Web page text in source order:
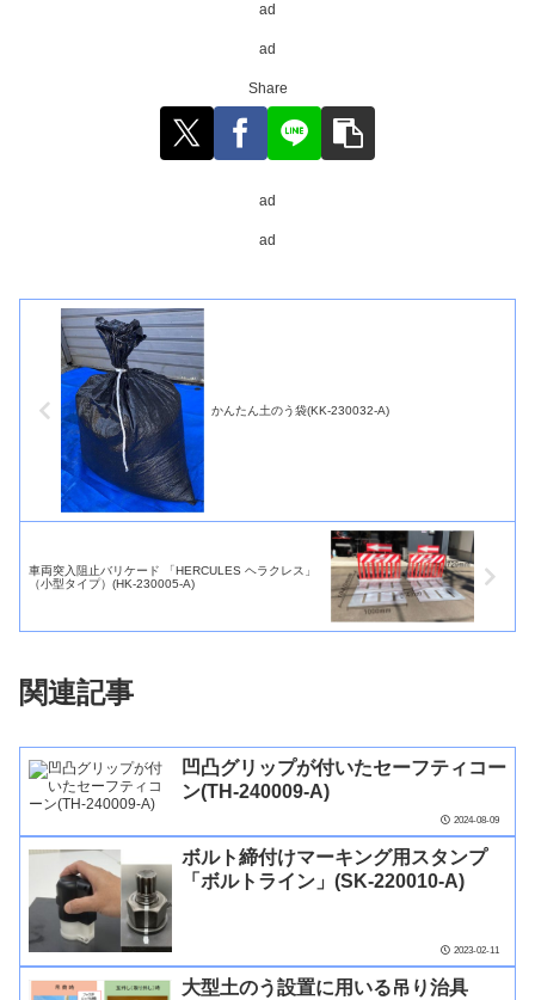
ad
ad
Share
ad
ad
かんたん土のう袋(KK-230032-A)
車両突入阻止バリケード 「HERCULES ヘラクレス」
（小型タイプ）(HK-230005-A)
関連記事
凹凸グリップが付いたセーフティコー
ン(TH-240009-A)
2024-08-09
ボルト締付けマーキング用スタンプ
「ボルトライン」(SK-220010-A)
2023-02-11
大型土のう設置に用いる吊り治具